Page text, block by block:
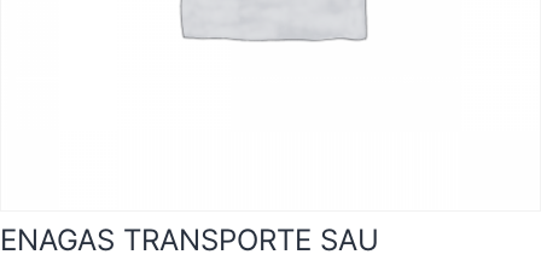
ENAGAS TRANSPORTE SAU